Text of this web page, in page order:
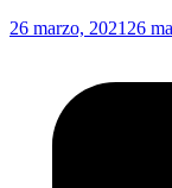
26 marzo, 2021 26